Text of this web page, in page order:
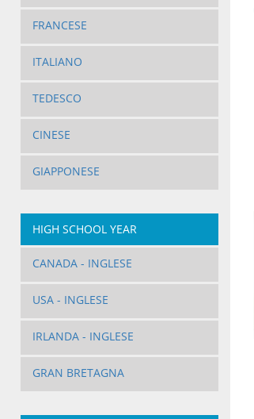
FRANCESE
ITALIANO
TEDESCO
CINESE
GIAPPONESE
HIGH SCHOOL YEAR
CANADA - INGLESE
USA - INGLESE
IRLANDA - INGLESE
GRAN BRETAGNA